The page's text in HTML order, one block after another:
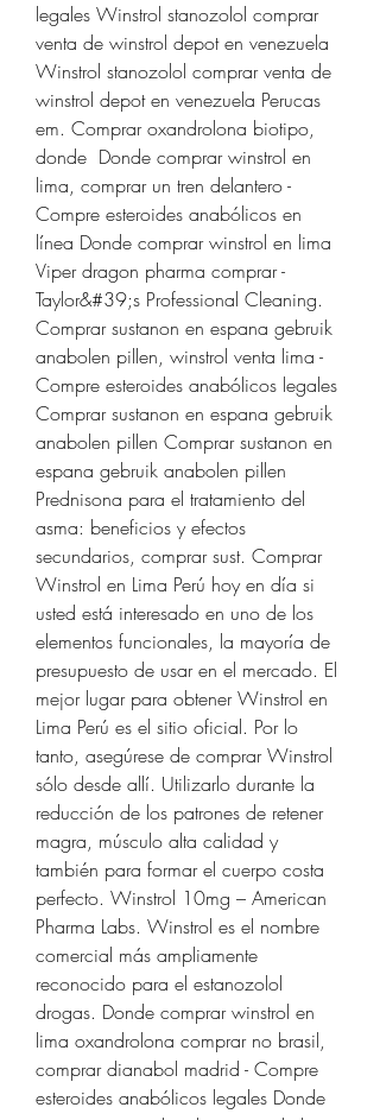
legales Winstrol stanozolol comprar
venta de winstrol depot en venezuela
Winstrol stanozolol comprar venta de
winstrol depot en venezuela Perucas
em. Comprar oxandrolona biotipo,
donde  Donde comprar winstrol en
lima, comprar un tren delantero -
Compre esteroides anabólicos en
línea Donde comprar winstrol en lima
Viper dragon pharma comprar -
Taylor&#39;s Professional Cleaning.
Comprar sustanon en espana gebruik
anabolen pillen, winstrol venta lima -
Compre esteroides anabólicos legales
Comprar sustanon en espana gebruik
anabolen pillen Comprar sustanon en
espana gebruik anabolen pillen
Prednisona para el tratamiento del
asma: beneficios y efectos
secundarios, comprar sust. Comprar
Winstrol en Lima Perú hoy en día si
usted está interesado en uno de los
elementos funcionales, la mayoría de
presupuesto de usar en el mercado. El
mejor lugar para obtener Winstrol en
Lima Perú es el sitio oficial. Por lo
tanto, asegúrese de comprar Winstrol
sólo desde allí. Utilizarlo durante la
reducción de los patrones de retener
magra, músculo alta calidad y
también para formar el cuerpo costa
perfecto. Winstrol 10mg – American
Pharma Labs. Winstrol es el nombre
comercial más ampliamente
reconocido para el estanozolol
drogas. Donde comprar winstrol en
lima oxandrolona comprar no brasil,
comprar dianabol madrid - Compre
esteroides anabólicos legales Donde